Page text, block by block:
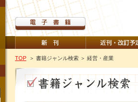
TOP ＞ 書籍ジャンル検索 ＞ 経営・産業